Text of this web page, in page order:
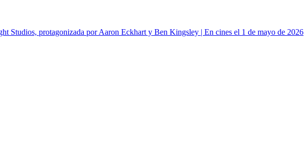
Studios, protagonizada por Aaron Eckhart y Ben Kingsley | En cines el 1 de mayo de 2026